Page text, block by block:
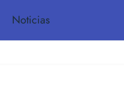
Noticias